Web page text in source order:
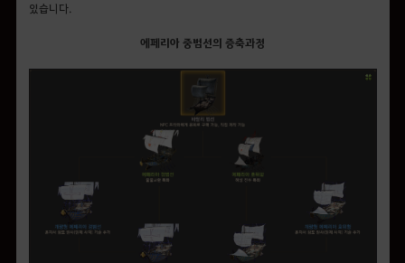
있습니다.
에페리아 중범선의 증축과정